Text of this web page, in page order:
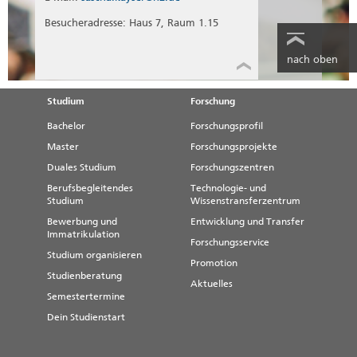
Kayser, S.:Berücksichtigung besonderer
Fachtagung, Tagungsband, Mittweida, 2014
Kayser, S.:Probabilistische Ansätze zur
Dimensionierung und Prognose von
Asphalttage 2013, Tagungsband, Dresden,
2013
Oeser, M.; Kayser, S.:
Neue Ansätze für
für Asphaltbefestigungen. Kongress
Verkehrskongress 2012, FGSV, 2013
Wellner, F.; Kayser, S.; Kuhlisch, W.; Kiehne,
A.:Erarbeitung probabilistischer
Verfahrensweisen für die rechnerische
Fahrbahnbefestigungen mit Asphaltdecke.
Forschung Straßenbau und
Besucheradresse: Haus 7, Raum 1.15
nach oben
Studium
Bachelor
Master
Duales Studium
Berufsbegleitendes
Studium
Bewerbung und
Immatrikulation
Studium organisieren
Studienberatung
Semestertermine
Dein Studienstart
Forschung
Forschungsprofil
Forschungsprojekte
Forschungszentren
Technologie- und
Wissenstransferzentrum
Entwicklung und Transfer
Forschungsservice
Promotion
Aktuelles